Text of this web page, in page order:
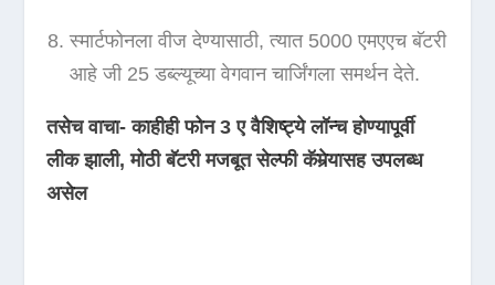
स्मार्टफोनला वीज देण्यासाठी, त्यात 5000 एमएएच बॅटरी
आहे जी 25 डब्ल्यूच्या वेगवान चार्जिंगला समर्थन देते.
तसेच वाचा- काहीही फोन 3 ए वैशिष्ट्ये लॉन्च होण्यापूर्वी
लीक झाली, मोठी बॅटरी मजबूत सेल्फी कॅमेर्‍यासह उपलब्ध
असेल